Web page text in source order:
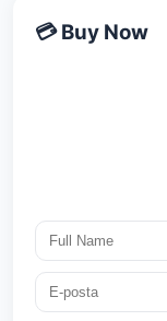
💳 Buy Now